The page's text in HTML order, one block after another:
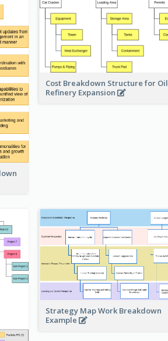
Cost Breakdown Structure for Oil
Refinery Expansion
Strategy Map Work Breakdown
Example